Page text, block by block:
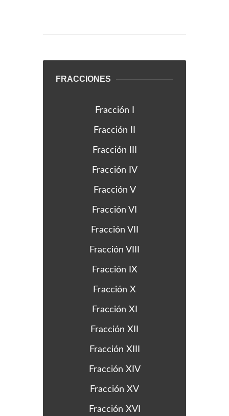
FRACCIONES
Fracción I
Fracción II
Fracción III
Fracción IV
Fracción V
Fracción VI
Fracción VII
Fracción VIII
Fracción IX
Fracción X
Fracción XI
Fracción XII
Fracción XIII
Fracción XIV
Fracción XV
Fracción XVI